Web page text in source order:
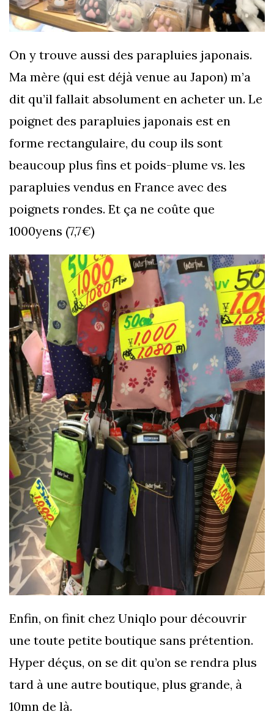
On y trouve aussi des parapluies japonais.
Ma mère (qui est déjà venue au Japon) m’a
dit qu’il fallait absolument en acheter un. Le
poignet des parapluies japonais est en
forme rectangulaire, du coup ils sont
beaucoup plus fins et poids-plume vs. les
parapluies vendus en France avec des
poignets rondes. Et ça ne coûte que
1000yens (7,7€)
Enfin, on finit chez Uniqlo pour découvrir
une toute petite boutique sans prétention.
Hyper déçus, on se dit qu’on se rendra plus
tard à une autre boutique, plus grande, à
10mn de là.